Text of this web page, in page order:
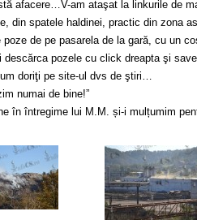
afacere…V-am ataşat la linkurile de
din spatele haldinei, practic din zona
de pe pasarela de la gară, cu un
pozele cu click dreapta şi
doriţi pe site-ul dvs de ştiri…
numai de bine!”
în întregime lui M.M. și-i mulțumim